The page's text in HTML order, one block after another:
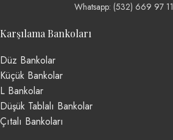
Whatsapp: (532) 669 97 11
Karşılama Bankoları
Düz Bankolar
Küçük Bankolar
L Bankolar
Düşük Tablalı Bankolar
Çıtalı Bankoları